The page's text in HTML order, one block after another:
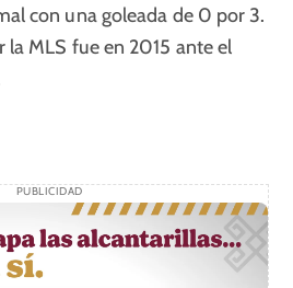
con una goleada de 0 por 3.
MLS fue en 2015 ante el
PUBLICIDAD